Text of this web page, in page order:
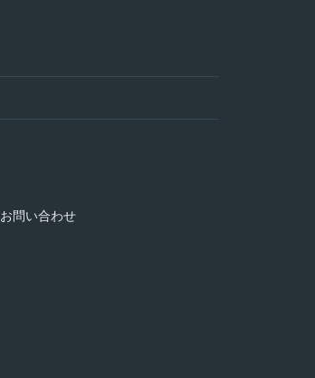
お問い合わせ